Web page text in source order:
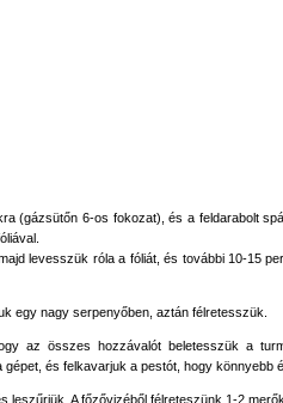
(gázsütőn 6-os fokozat), és a feldarabolt
levesszük róla a fóliát, és további 10-15
egy nagy serpenyőben, aztán félretesszük.
az összes hozzávalót beletesszük a
és felkavarjuk a pestót, hogy könnyebb
A főzővizéből félreteszünk 1-2